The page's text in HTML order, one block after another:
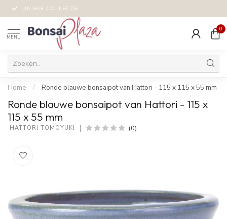
UNIEKE COLLECTIE
MENU
0
Home / Ronde blauwe bonsaipot van Hattori - 115 x 115 x 55 mm
Ronde blauwe bonsaipot van Hattori - 115 x
115 x 55 mm
HATTORI TOMOYUKI (0)